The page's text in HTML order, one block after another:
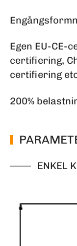
Egen EU-CE-
certifiering,
certifiering
200%
ENKEL